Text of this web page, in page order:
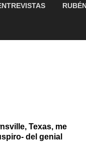
Texas, me
del genial